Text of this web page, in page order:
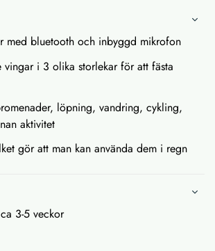
med bluetooth och inbyggd mikrofon
i 3 olika storlekar för att fästa
löpning, vandring, cykling,
aktivitet
gör att man kan använda dem i regn
3-5 veckor